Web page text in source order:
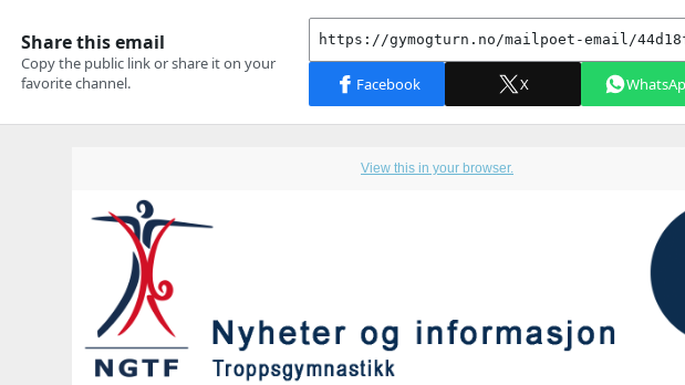
View this in your browser.